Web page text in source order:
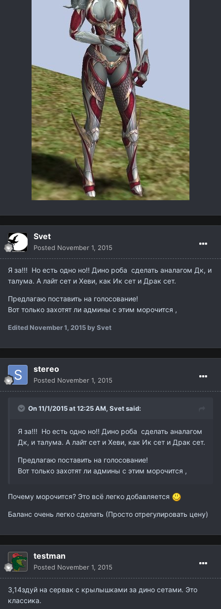
Svet
Posted November 1, 2015
Я за!!! Но есть одно но!! Дино роба сделать аналагом Дк, и
талума. А лайт сет и Хеви, как Ик сет и Драк сет.
Предлагаю поставить на голосование!
Вот только захотят ли админы с этим морочится ,
Edited November 1, 2015 by Svet
stereo
Posted November 1, 2015
On 11/1/2015 at 12:25 AM, Svetsaid:
Я за!!! Но есть одно но!! Дино роба сделать аналагом
Дк, и талума. А лайт сет и Хеви, как Ик сет и Драк сет.
Предлагаю поставить на голосование!
Вот только захотят ли админы с этим морочится ,
Почему морочится? Это всё легко добавляется
Баланс очень легко сделать (Просто отрегулировать цену)
testman
Posted November 1, 2015
3,14здуй на сервак с крылышками за дино сетами. Это
классика.